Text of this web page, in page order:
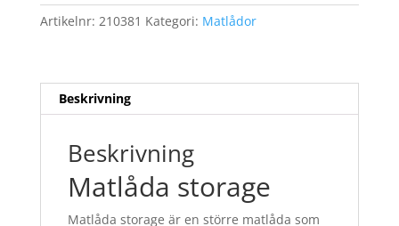
Artikelnr: 210381 Kategori: Matlådor
Beskrivning
Beskrivning
Matlåda storage
Matlåda storage är en större matlåda som